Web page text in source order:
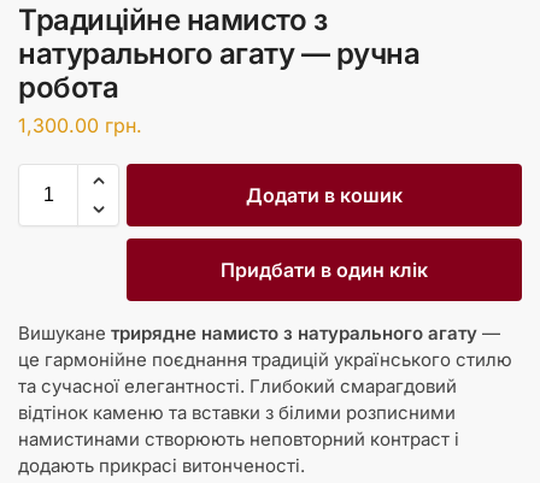
Традиційне намисто з
натурального агату — ручна
робота
1,300.00 грн.
Додати в кошик
Придбати в один клік
Вишукане трирядне намисто з натурального агату —
це гармонійне поєднання традицій українського стилю
та сучасної елегантності. Глибокий смарагдовий
відтінок каменю та вставки з білими розписними
намистинами створюють неповторний контраст і
додають прикрасі витонченості.